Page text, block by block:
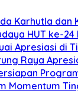
Karhutla dan
HUT ke-24
Apresiasi di
Raya
Program
Momentum